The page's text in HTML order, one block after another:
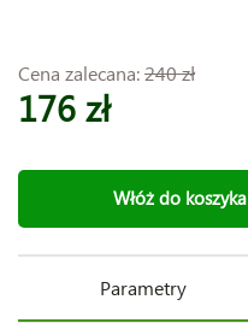
Cena zalecana:240 zł
176 zł
Włóż do koszyka
Parametry